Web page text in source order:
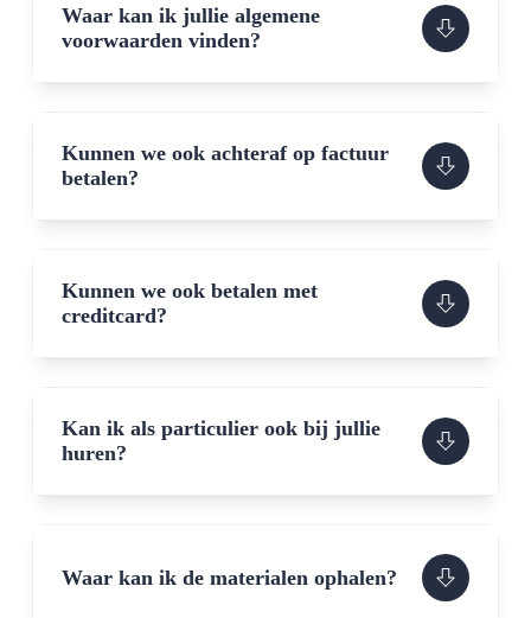
Waar kan ik jullie algemene
voorwaarden vinden?
Kunnen we ook achteraf op factuur
betalen?
Kunnen we ook betalen met
creditcard?
Kan ik als particulier ook bij jullie
huren?
Waar kan ik de materialen ophalen?